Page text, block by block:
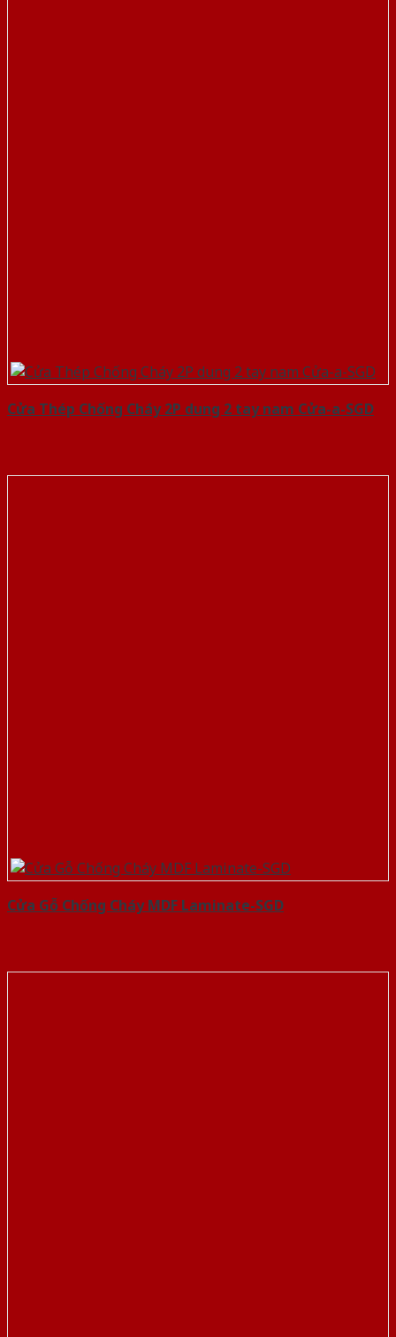
Cửa Thép Chống Cháy 2P dung 2 tay nam Cửa-a-SGD
Cửa Gỗ Chống Cháy MDF Laminate-SGD